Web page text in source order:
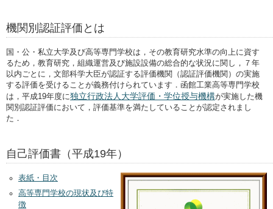
機関別認証評価とは
国・公・私立大学及び高等専門学校は，その教育研究水準の向上に資す
るため，教育研究，組織運営及び施設設備の総合的な状況に関し，７年
以内ごとに，文部科学大臣が認証する評価機関（認証評価機関）の実施
する評価を受けることが義務付けられています．函館工業高等専門学校
は，平成19年度に独立行政法人大学評価・学位授与機構が実施した機
関別認証評価において，評価基準を満たしていることが認定されまし
た．
自己評価書（平成19年）
表紙・目次
高等専門学校の現状及び特
徴